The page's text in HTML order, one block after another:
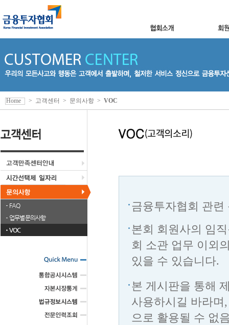
FAQ
업무별 문의사항
VOC
Home > 고객센터 > 문의사항 > VOC
금융투자협회 관련
본회 회원사의 임
회 소관 업무 이외
있을 수 있습니다.
본 게시판을 통해
사용하시길 바라며
으로 활용될 수 없